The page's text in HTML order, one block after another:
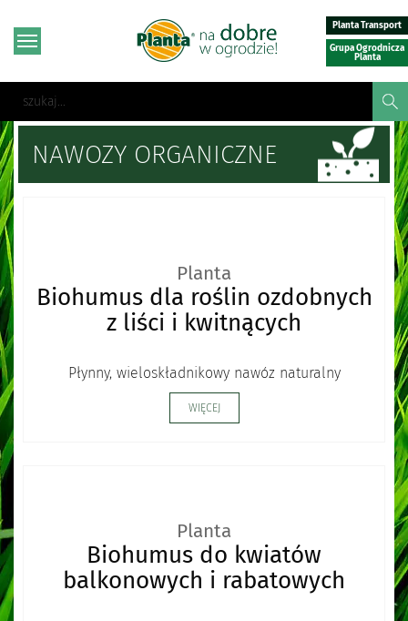
Planta Transport
Grupa Ogrodnicza
Planta
NAWOZY ORGANICZNE
Planta
Biohumus dla roślin ozdobnych
z liści i kwitnących
Płynny, wieloskładnikowy nawóz naturalny
WIĘCEJ
Planta
Biohumus do kwiatów
balkonowych i rabatowych